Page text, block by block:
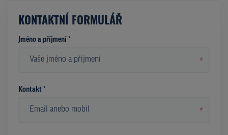
KONTAKTNÍ FORMULÁŘ
Jméno a příjmení *
*
Kontakt *
*